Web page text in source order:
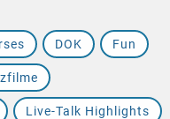
DOK Fun
Live-Talk Highlights